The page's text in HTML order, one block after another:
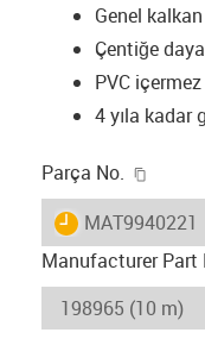
Genel kalkan
Çentiğe
PVC içermez
4 yıla kadar
Parça No.
igus-icon-
MAT9940221
Manufacturer Part